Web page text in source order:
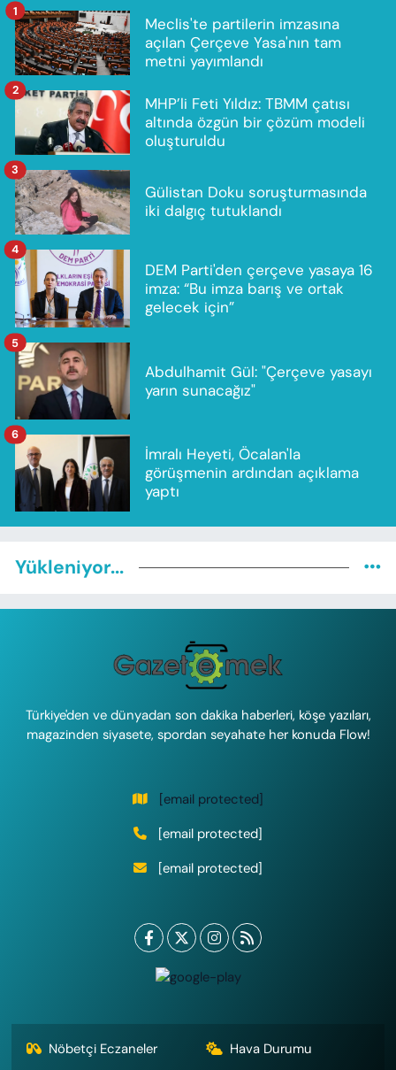
Meclis'te partilerin imzasına
açılan Çerçeve Yasa'nın tam
metni yayımlandı
1
MHP’li Feti Yıldız: TBMM çatısı
altında özgün bir çözüm modeli
oluşturuldu
2
Gülistan Doku soruşturmasında
iki dalgıç tutuklandı
3
DEM Parti'den çerçeve yasaya 16
imza: “Bu imza barış ve ortak
gelecek için”
4
Abdulhamit Gül: "Çerçeve yasayı
yarın sunacağız"
5
İmralı Heyeti, Öcalan'la
görüşmenin ardından açıklama
yaptı
6
Yükleniyor...
Türkiye'den ve dünyadan son dakika haberleri, köşe yazıları,
magazinden siyasete, spordan seyahate her konuda Flow!
[email protected]
[email protected]
[email protected]
Nöbetçi Eczaneler Hava Durumu